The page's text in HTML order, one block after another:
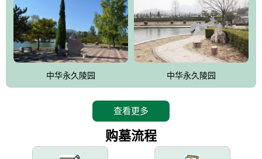
中华永久陵园 中华永久陵园
查看更多
购墓流程